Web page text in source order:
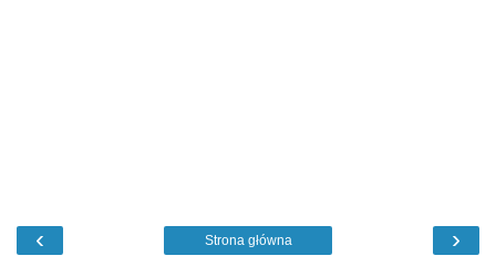
‹ ›
Strona główna